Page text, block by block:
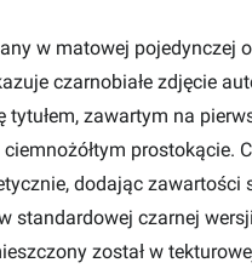
w matowej pojedynczej
czarnobiałe zdjęcie
tytułem, zawartym na
prostokącie.
dodając zawartości
standardowej czarnej wersji
został w